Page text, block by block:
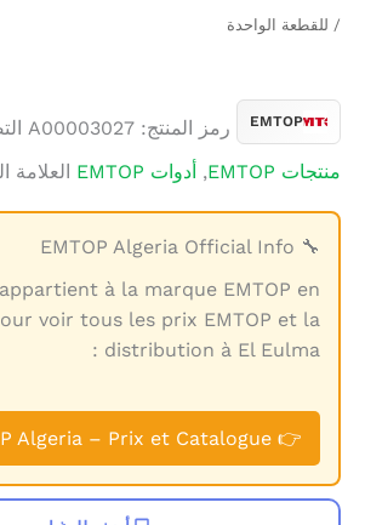
/ للقطعة الواحدة
EMTOP رمز المنتج: A00003027
منتجات EMTOP
, أدوات EMTOP العلامة
🔧 EMTOP Algeria Official Info
à la marque EMTOP en
voir tous les prix EMTOP et la
distribution à El Eulma :
👉 Voir EMTOP Algeria – Prix et Catalogue